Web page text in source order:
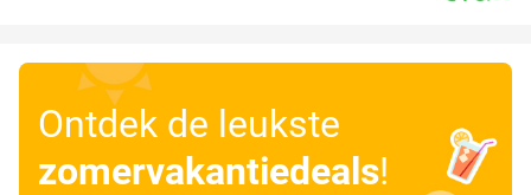
Ontdek de leukste
zomervakantiedeals!